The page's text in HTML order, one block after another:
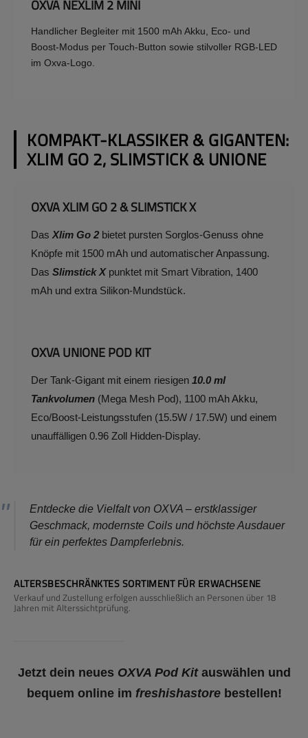
OXVA NEXLIM 2 MINI
Handlicher Begleiter mit 1500 mAh Akku, Eco- und
Boost-Modus per Touch-Button sowie stilvoller RGB-LED
im Oxva-Logo.
KOMPAKT-KLASSIKER & GIGANTEN:
XLIM GO 2, SLIMSTICK & UNIONE
OXVA XLIM GO 2 & SLIMSTICK X
Das Xlim Go 2 bietet pursten Sorglos-Genuss ohne
Knöpfe mit 1500 mAh und automatischer Anpassung.
Das Slimstick Xpunktet mit Smart Vibration, 1400
mAh und extra Silikon-Mundstück.
OXVA UNIONE POD KIT
Der Tank-Gigant mit einem riesigen 10.0 ml
Tankvolumen (Mega Mesh Pod), 1100 mAh Akku,
Eco/Boost-Leistungsstufen (15.5W / 17.5W) und einem
unauffälligen 0.96 Zoll Hidden-Display.
Entdecke die Vielfalt von OXVA – erstklassiger
Geschmack, modernste Coils und höchste Ausdauer
für ein perfektes Dampferlebnis.
ALTERSBESCHRÄNKTES SORTIMENT FÜR ERWACHSENE
Verkauf und Zustellung erfolgen ausschließlich an Personen über 18
Jahren mit Alterssichtprüfung.
Jetzt dein neues OXVA Pod Kitauswählen und
bequem online im freshishastorebestellen!